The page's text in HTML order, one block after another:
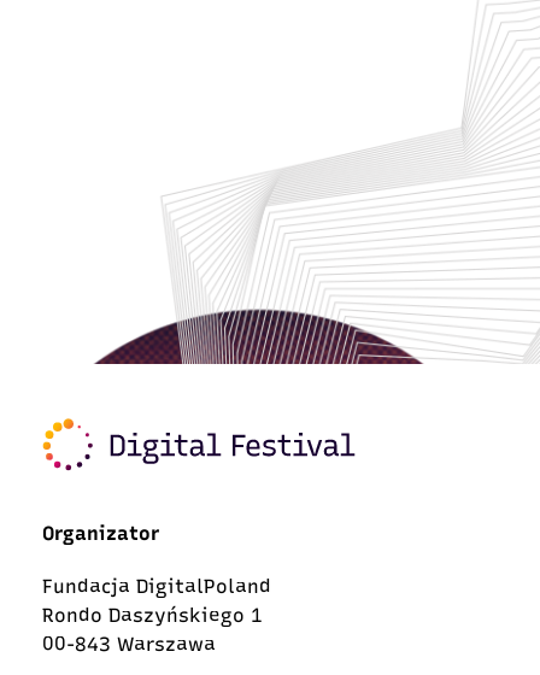
Organizator
Fundacja DigitalPoland
Rondo Daszyńskiego 1
00-843 Warszawa